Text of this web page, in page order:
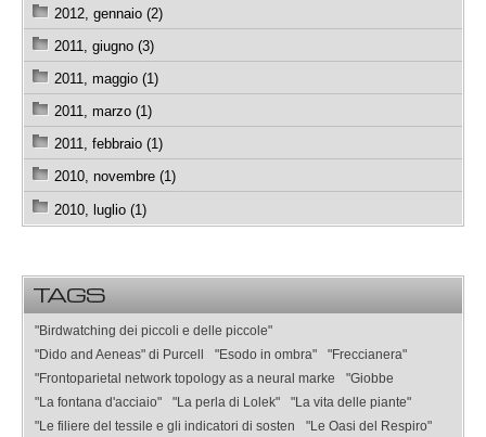
2012, gennaio (2)
2011, giugno (3)
2011, maggio (1)
2011, marzo (1)
2011, febbraio (1)
2010, novembre (1)
2010, luglio (1)
TAGS
"Birdwatching dei piccoli e delle piccole"
"Dido and Aeneas" di Purcell
"Esodo in ombra"
"Freccianera"
"Frontoparietal network topology as a neural marke
"Giobbe
"La fontana d'acciaio"
"La perla di Lolek"
"La vita delle piante"
"Le filiere del tessile e gli indicatori di sosten
"Le Oasi del Respiro"